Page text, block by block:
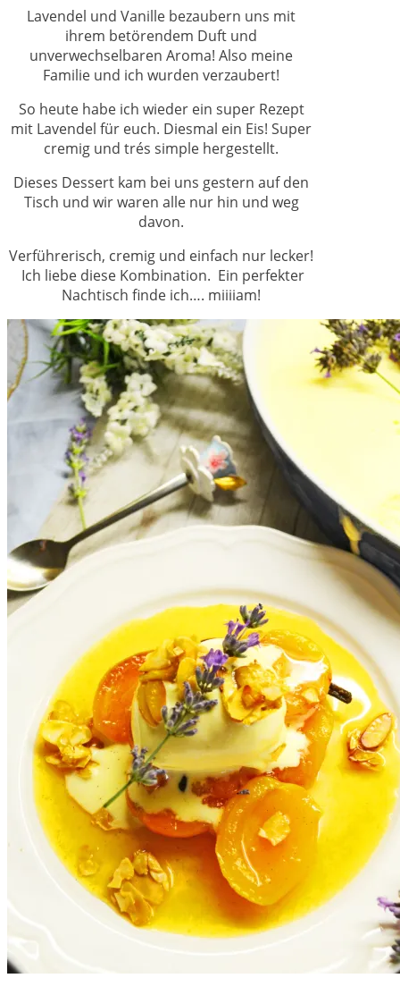
Lavendel und Vanille bezaubern uns mit
ihrem betörendem Duft und
unverwechselbaren Aroma! Also meine
Familie und ich wurden verzaubert!
So heute habe ich wieder ein super Rezept
mit Lavendel für euch. Diesmal ein Eis! Super
cremig und trés simple hergestellt.
Dieses Dessert kam bei uns gestern auf den
Tisch und wir waren alle nur hin und weg
davon.
Verführerisch, cremig und einfach nur lecker!
Ich liebe diese Kombination. Ein perfekter
Nachtisch finde ich…. miiiiam!